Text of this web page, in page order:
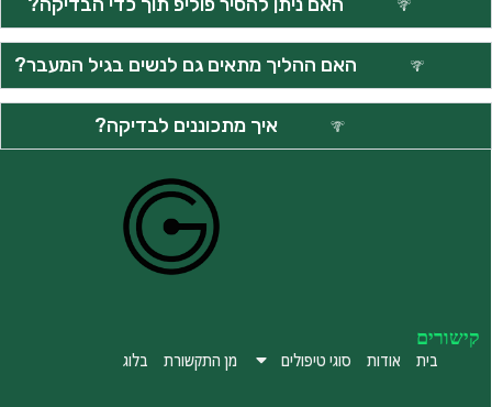
האם ניתן להסיר פוליפ תוך כדי הבדיקה?
האם ההליך מתאים גם לנשים בגיל המעבר?
איך מתכוננים לבדיקה?
קישורים
בית אודות סוגי טיפולים מן התקשורת בלוג